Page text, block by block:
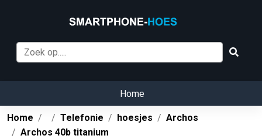
Home
Home Telefonie hoesjes
Archos
Archos 40b titanium